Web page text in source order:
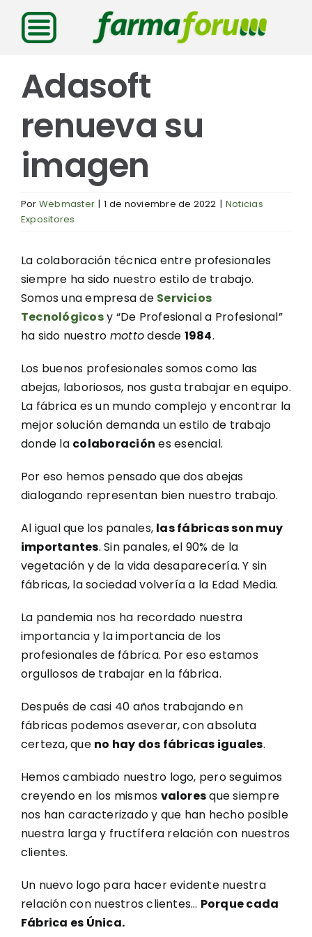
Saltar
contenido
Adasoft
renueva su
imagen
Por Webmaster | 1 de noviembre de 2022 | Noticias
Expositores
La colaboración técnica entre profesionales
siempre ha sido nuestro estilo de trabajo.
Somos una empresa de Servicios
Tecnológicosy “De Profesional a Profesional”
ha sido nuestro mottodesde 1984.
Los buenos profesionales somos como las
abejas, laboriosos, nos gusta trabajar en equipo.
La fábrica es un mundo complejo y encontrar la
mejor solución demanda un estilo de trabajo
donde la colaboración es esencial.
Por eso hemos pensado que dos abejas
dialogando representan bien nuestro trabajo.
Al igual que los panales, las fábricas son muy
importantes. Sin panales, el 90% de la
vegetación y de la vida desaparecería. Y sin
fábricas, la sociedad volvería a la Edad Media.
La pandemia nos ha recordado nuestra
importancia y la importancia de los
profesionales de fábrica. Por eso estamos
orgullosos de trabajar en la fábrica.
Después de casi 40 años trabajando en
fábricas podemos aseverar, con absoluta
certeza, que no hay dos fábricas iguales.
Hemos cambiado nuestro logo, pero seguimos
creyendo en los mismos valoresque siempre
nos han caracterizado y que han hecho posible
nuestra larga y fructífera relación con nuestros
clientes.
Un nuevo logo para hacer evidente nuestra
relación con nuestros clientes… Porque cada
Fábrica es Única.